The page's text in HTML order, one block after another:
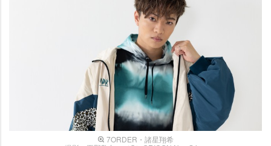
7ORDER・諸星翔希